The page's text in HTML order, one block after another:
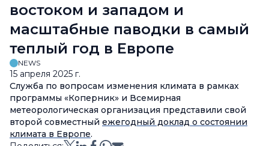
востоком и западом и
масштабные паводки в самый
теплый год в Европе
NEWS
15 апреля 2025 г.
Служба по вопросам изменения климата в рамках
программы «Коперник» и Всемирная
метеорологическая организация представили свой
второй совместный ежегодный доклад о состоянии
климата в Европе.